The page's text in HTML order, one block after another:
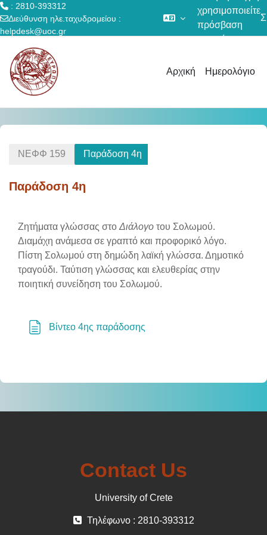
: 2810-393312
Διεύθυνση ηλε.ταχυδρομείου :
helpdesk@uoc.gr
χρησιμοποιείτε
πρόσβαση
επισκέπτη
Αρχική Ημερολόγιο
ΝΕΦΦ 159 Παράδοση 4η
Παράδοση 4η
Section outline
Ζητήματα γλώσσας στο Διάλογο του Σολωμού.
Διαμάχη ανάμεσα σε γραπτό και προφορικό λόγο.
Πίστη Σολωμού στη δημώδη λαϊκή γλώσσα. Δημοτικό
τραγούδι. Ταύτιση γλώσσας και ελευθερίας στην
ποιητική συνείδηση του Σολωμού.
Βίντεο 4ης παράδοσης
Contact Us
University of Crete
Τηλέφωνο : 2810-393312